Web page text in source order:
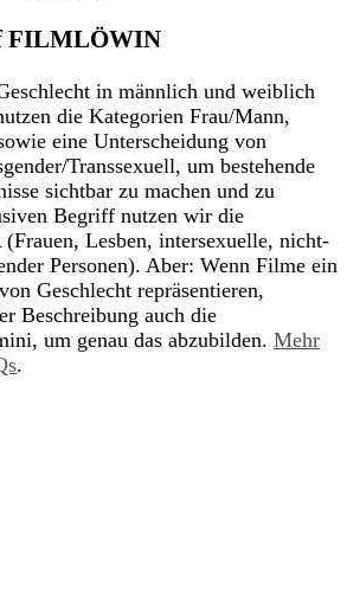
FILMLÖWIN
in männlich und weiblich
die Kategorien Frau/Mann,
eine Unterscheidung von
Transsexuell, um bestehende
sichtbar zu machen und zu
Begriff nutzen wir die
Lesben, intersexuelle, nicht-
Personen). Aber: Wenn Filme ein
Geschlecht repräsentieren,
Beschreibung auch die
um genau das abzubilden. Mehr
.